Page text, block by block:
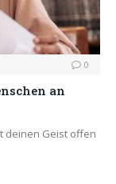
0
an
deinen Geist offen